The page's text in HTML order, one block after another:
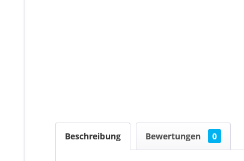
Beschreibung Bewertungen 0